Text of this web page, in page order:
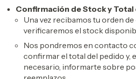
Confirmación de Stock y Total
Una vez recibamos tu orden de
verificaremos el stock
Nos pondremos en contacto
confirmar el total del pedido y,
necesario, informarte sobre